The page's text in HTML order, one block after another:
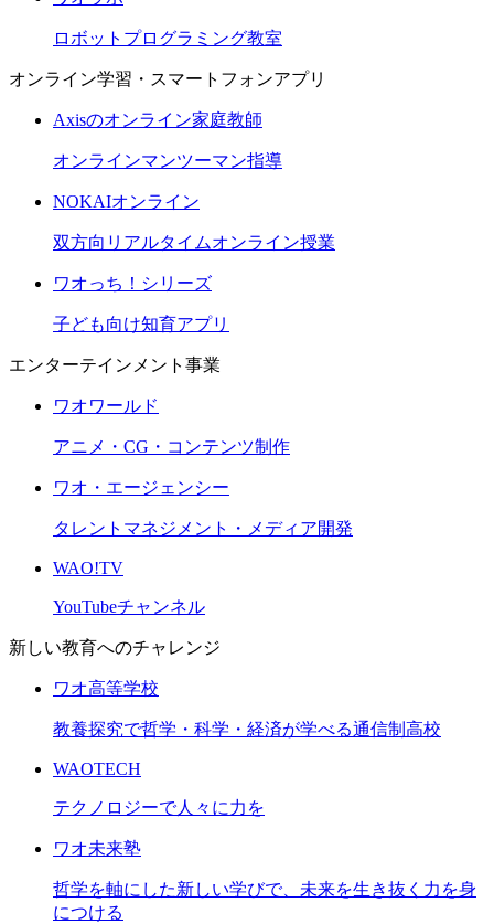
ロボットプログラミング教室
オンライン学習・スマートフォンアプリ
Axisのオンライン家庭教師
オンラインマンツーマン指導
NOKAIオンライン
双方向リアルタイムオンライン授業
ワオっち！シリーズ
子ども向け知育アプリ
エンターテインメント事業
ワオワールド
アニメ・CG・コンテンツ制作
ワオ・エージェンシー
タレントマネジメント・メディア開発
WAO!TV
YouTubeチャンネル
新しい教育へのチャレンジ
ワオ高等学校
教養探究で哲学・科学・経済が学べる通信制高校
WAOTECH
テクノロジーで人々に力を
ワオ未来塾
哲学を軸にした新しい学びで、未来を生き抜く力を身
につける